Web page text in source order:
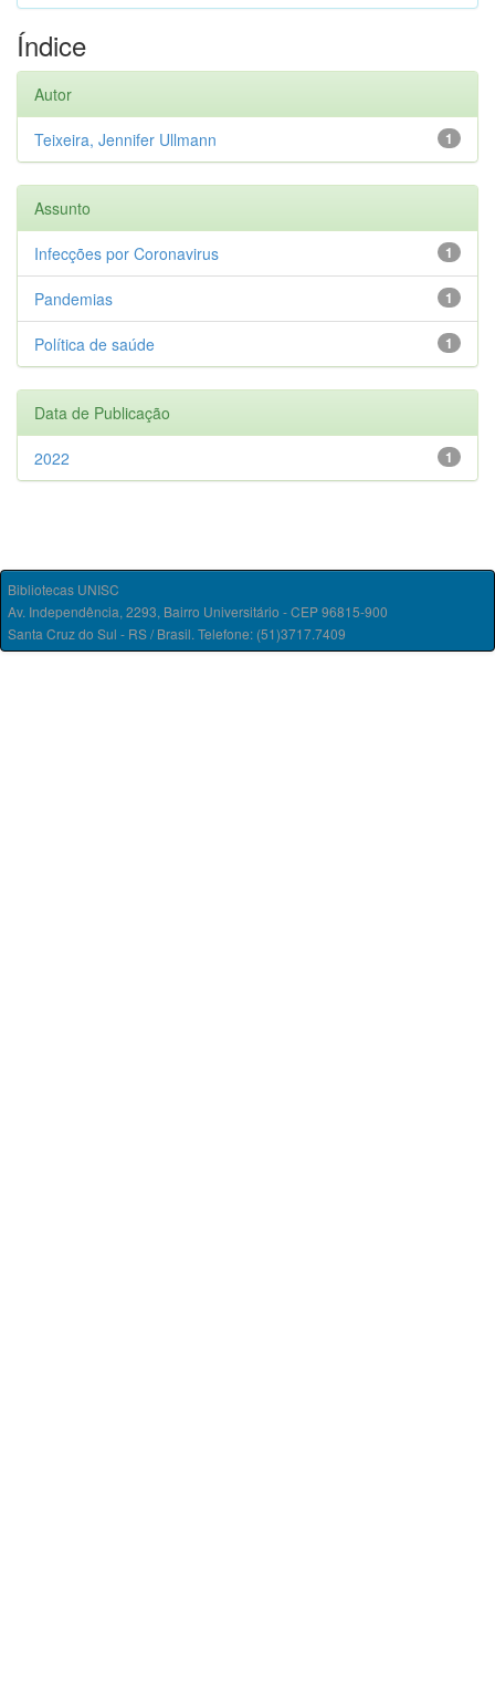
Índice
Autor
1
Teixeira, Jennifer Ullmann
Assunto
1
Infecções por Coronavirus
1
Pandemias
1
Política de saúde
Data de Publicação
1
2022
Bibliotecas UNISC
Av. Independência, 2293, Bairro Universitário - CEP 96815-900
Santa Cruz do Sul - RS / Brasil. Telefone: (51)3717.7409